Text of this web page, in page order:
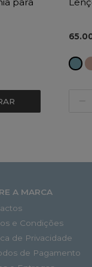
A MARCA
e Condições
de Privacidade
de Pagamento